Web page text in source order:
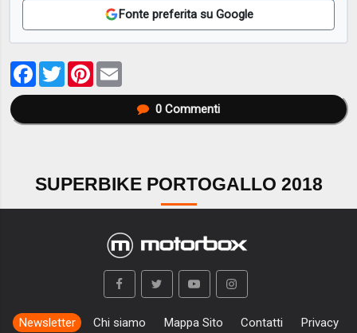
Fonte preferita su Google
Facebook
TwitterPinterest
0Commenti
SUPERBIKE PORTOGALLO 2018
Newsletter Chi siamo Mappa Sito Contatti Privacy